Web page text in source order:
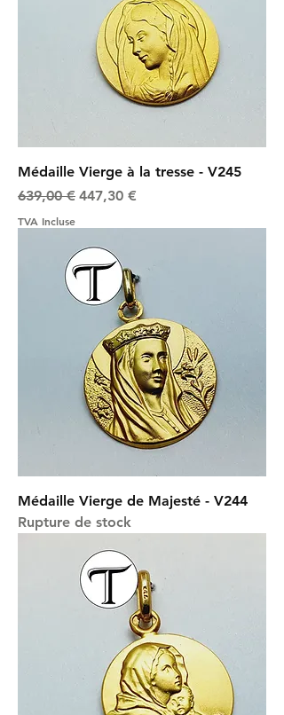
Médaille Vierge à la tresse - V245
Prix original
639,00 € Prix promotionnel
447,30 €
TVA Incluse
Médaille Vierge de Majesté - V244
Rupture de stock